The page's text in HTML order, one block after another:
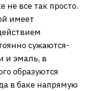
не все так просто.
имеет
сужаются-
и эмаль, в
образуются
в баке напрямую